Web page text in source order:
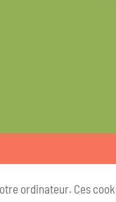
ordinateur. Ces